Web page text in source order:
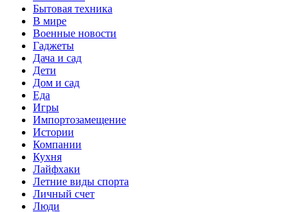
Бытовая техника
В мире
Военные новости
Гаджеты
Дача и сад
Дети
Дом и сад
Еда
Игры
Импортозамещение
Истории
Компании
Кухня
Лайфхаки
Летние виды спорта
Личный счет
Люди